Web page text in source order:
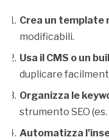
Crea un template
modificabili.
Usa il CMS o un
duplicare
Organizza le
strumento SEO
Automatizza